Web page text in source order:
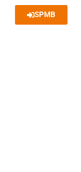
SPMB